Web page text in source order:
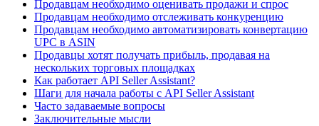
Продавцам необходимо оценивать продажи и спрос
Продавцам необходимо отслеживать конкуренцию
Продавцам необходимо автоматизировать конвертацию
UPC в ASIN
Продавцы хотят получать прибыль, продавая на
нескольких торговых площадках
Как работает API Seller Assistant?
Шаги для начала работы с API Seller Assistant
Часто задаваемые вопросы
Заключительные мысли